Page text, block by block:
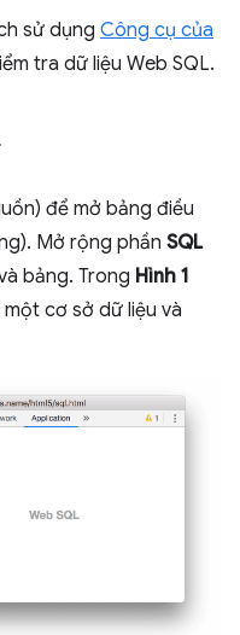
sử dụng Công cụ của
tra dữ liệu Web SQL.
để mở bảng điều
Mở rộng phần SQL
bảng. Trong Hình 1
một cơ sở dữ liệu và